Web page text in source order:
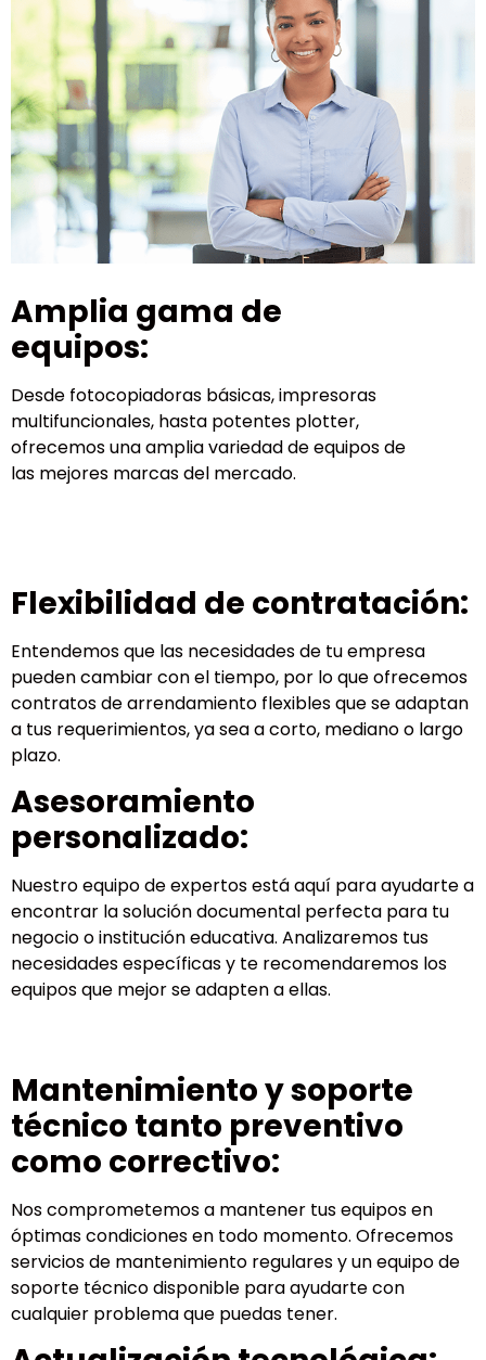
Amplia gama de
equipos:
Desde fotocopiadoras básicas, impresoras
multifuncionales, hasta potentes plotter,
ofrecemos una amplia variedad de equipos de
las mejores marcas del mercado.
Flexibilidad de contratación:
Entendemos que las necesidades de tu empresa
pueden cambiar con el tiempo, por lo que ofrecemos
contratos de arrendamiento flexibles que se adaptan
a tus requerimientos, ya sea a corto, mediano o largo
plazo.
Asesoramiento
personalizado:
Nuestro equipo de expertos está aquí para ayudarte a
encontrar la solución documental perfecta para tu
negocio o institución educativa. Analizaremos tus
necesidades específicas y te recomendaremos los
equipos que mejor se adapten a ellas.
Mantenimiento y soporte
técnico tanto preventivo
como correctivo:
Nos comprometemos a mantener tus equipos en
óptimas condiciones en todo momento. Ofrecemos
servicios de mantenimiento regulares y un equipo de
soporte técnico disponible para ayudarte con
cualquier problema que puedas tener.